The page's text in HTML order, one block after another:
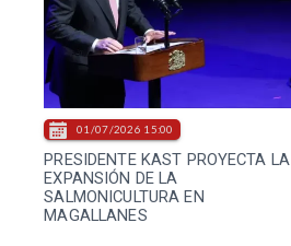
PRESIDENTE KAST PROYECTA LA
EXPANSIÓN DE LA
SALMONICULTURA EN
MAGALLANES
01/07/2026 15:00